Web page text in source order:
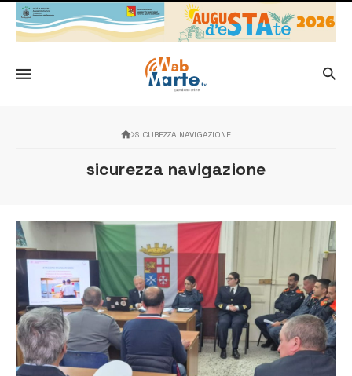
SICUREZZA NAVIGAZIONE
sicurezza navigazione